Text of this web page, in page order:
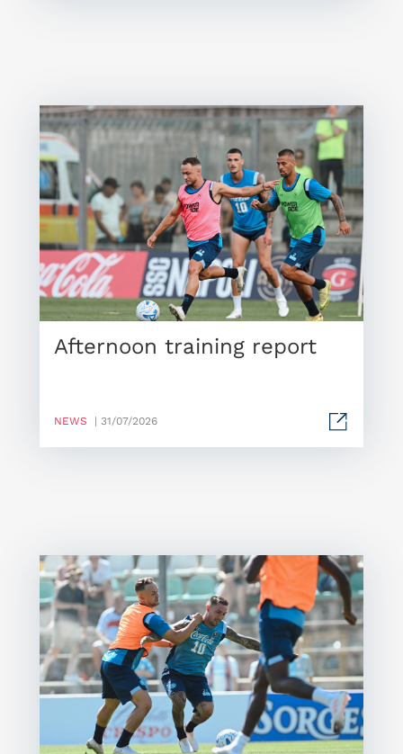
Afternoon training report
NEWS | 31/07/2026